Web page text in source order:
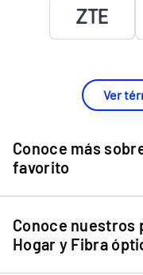
Ver
Conoce más
favorito
Chip Entel
Apple iPhone 11
Apple iPhone 12 Mini
Conoce nuestros
Hogar y Fibra